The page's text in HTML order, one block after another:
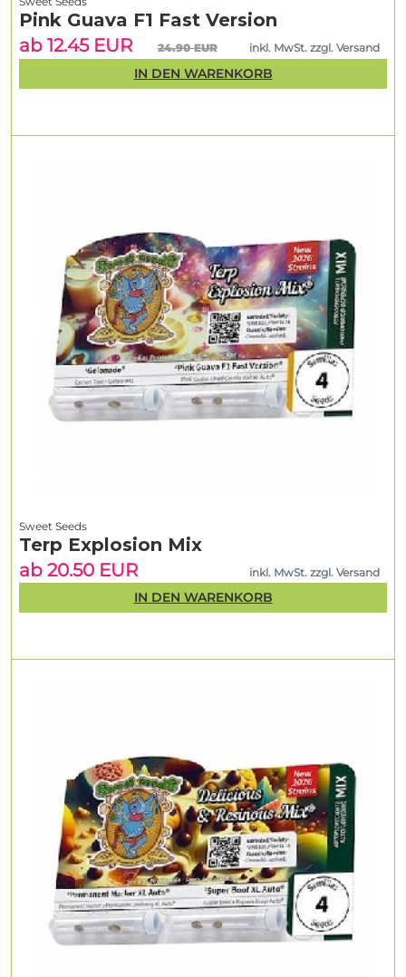
Sweet Seeds
Terp Explosion Mix
ab 20.50 EUR
inkl. MwSt. zzgl. Versand
IN DEN WARENKORB
Pink Guava F1 Fast Version
ab 12.45 EUR
24.90 EUR inkl. MwSt. zzgl. Versand
IN DEN WARENKORB